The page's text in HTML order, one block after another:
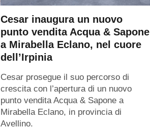
Cesar inaugura un nuovo
punto vendita Acqua & Sapone
a Mirabella Eclano, nel cuore
dell’Irpinia
Cesar prosegue il suo percorso di
crescita con l’apertura di un nuovo
punto vendita Acqua & Sapone a
Mirabella Eclano, in provincia di
Avellino.